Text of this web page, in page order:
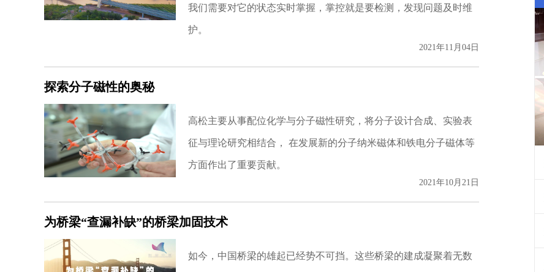
我们需要对它的状态实时‍‍掌握，掌控就是要检测，发现‍‍问题及时维
护。
2021年11月04日
探索分子磁性的奥秘
高松主要从事配位化学与分子磁性研究，将分子设计合成、实验表
征与理论研究相结合， 在发展新的分子纳米磁体和铁电分子磁体等
方面作出了重要贡献。
2021年10月21日
为桥梁“查漏补缺”的桥梁加固技术
如今，中国桥梁的雄起已经势不可挡。这些桥梁的建成凝聚着无数